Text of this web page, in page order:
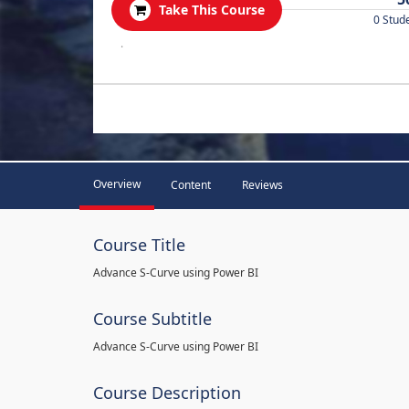
Take This Course
0
.
Overview Content Reviews
Course Title
Advance S-Curve using Power BI
Course Subtitle
Advance S-Curve using Power BI
Course Description